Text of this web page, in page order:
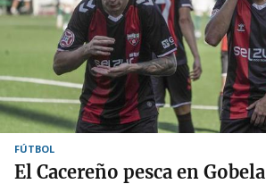
FÚTBOL
El Cacereño pesca en Gobela